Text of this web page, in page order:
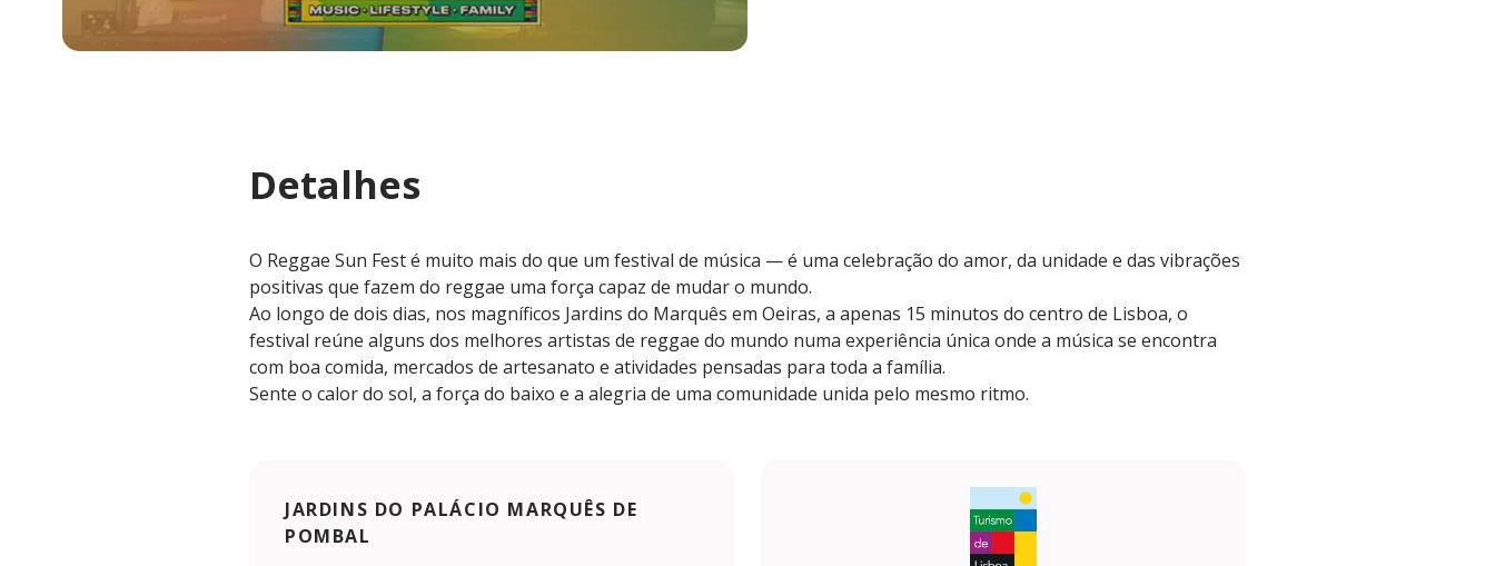
Detalhes
O Reggae Sun Fest é muito mais do que um festival de música — é uma celebração do amor, da unidade e das vibrações
positivas que fazem do reggae uma força capaz de mudar o mundo.
Ao longo de dois dias, nos magníficos Jardins do Marquês em Oeiras, a apenas 15 minutos do centro de Lisboa, o
festival reúne alguns dos melhores artistas de reggae do mundo numa experiência única onde a música se encontra
com boa comida, mercados de artesanato e atividades pensadas para toda a família.
Sente o calor do sol, a força do baixo e a alegria de uma comunidade unida pelo mesmo ritmo.
JARDINS DO PALÁCIO MARQUÊS DE
POMBAL